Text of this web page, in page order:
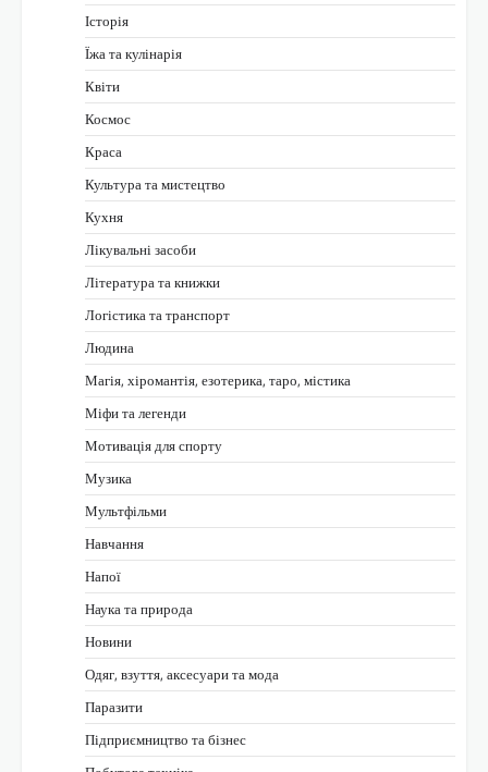
Історія
Їжа та кулінарія
Квіти
Космос
Краса
Культура та мистецтво
Кухня
Лікувальні засоби
Література та книжки
Логістика та транспорт
Людина
Магія, хіромантія, езотерика, таро, містика
Міфи та легенди
Мотивація для спорту
Музика
Мультфільми
Навчання
Напої
Наука та природа
Новини
Одяг, взуття, аксесуари та мода
Паразити
Підприємництво та бізнес